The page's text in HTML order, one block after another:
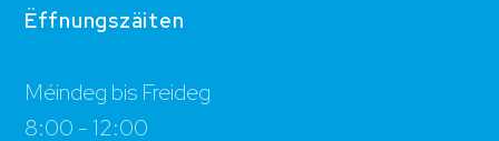
Ëffnungszäiten
Méindeg bis Freideg
8:00 - 12:00